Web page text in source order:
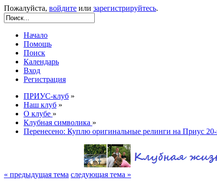
Пожалуйста, войдите или зарегистрируйтесь.
Начало
Помощь
Поиск
Календарь
Вход
Регистрация
ПРИУС-клуб »
Наш клуб »
О клубе »
Клубная символика »
Перенесено: Куплю оригинальные релинги на Приус 20-
« предыдущая тема следующая тема »